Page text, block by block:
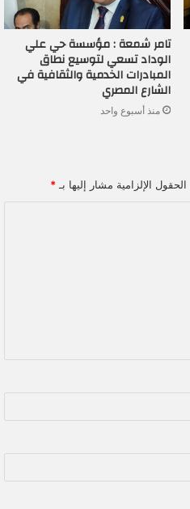
تامر شمعة : مؤسسة حي علي
الوداد تسعي لتوسيع نطاق
المبادرات الخدمية والثقافية في
الشارع المصري
منذ أسبوع واحد
الحقول الإلزامية مشار إليها بـ *